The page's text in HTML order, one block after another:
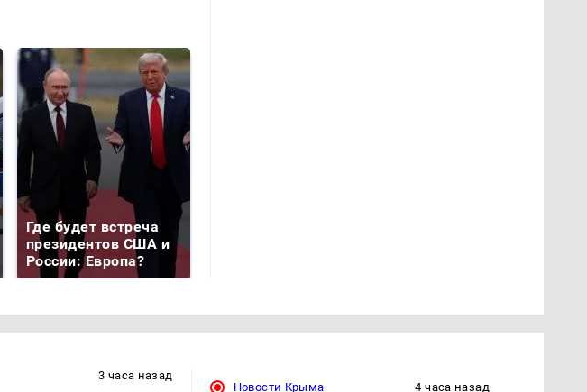
Где будет встреча
президентов США и
России: Европа?
3 часа назад
Новости Крыма
4 часа назад